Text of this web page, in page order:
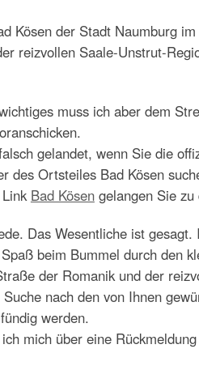
Kösen der Stadt Naumburg
reizvollen Saale-Unstrut-
muss ich aber dem
gelandet, wenn Sie die
des Ortsteiles Bad Kösen
Bad Kösengelangen Sie zu
Das Wesentliche ist gesagt.
beim Bummel durch den
der Romanik und der
nach den von Ihnen
werden.
mich über eine